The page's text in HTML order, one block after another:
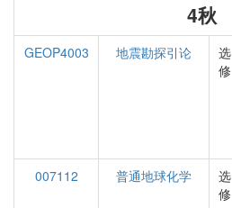
4秋
GEOP4003 地震勘探引论
选
修
007112
普通地球化学
选
修